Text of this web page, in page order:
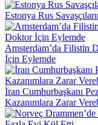
Estonya Rus
Amsterdam’da Filistin
İçin Eylemde
İran Cumhurbaşkanı
Kazanımlara Zarar